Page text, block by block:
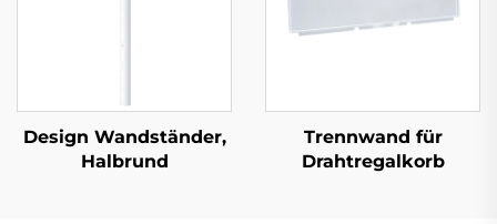
Design Wandständer,
Halbrund
Trennwand für
Drahtregalkorb